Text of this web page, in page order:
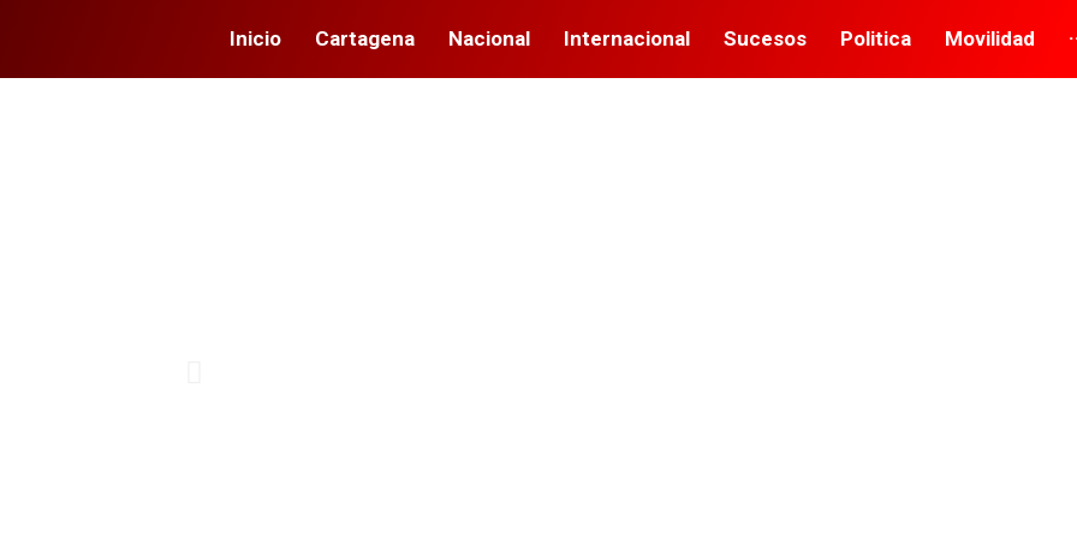
Inicio Cartagena Nacional Internacional Sucesos Politica Movilidad